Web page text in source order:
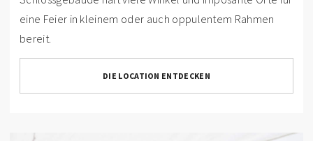
eine Feier in kleinem oder auch oppulentem Rahmen
bereit.
DIE LOCATION ENTDECKEN